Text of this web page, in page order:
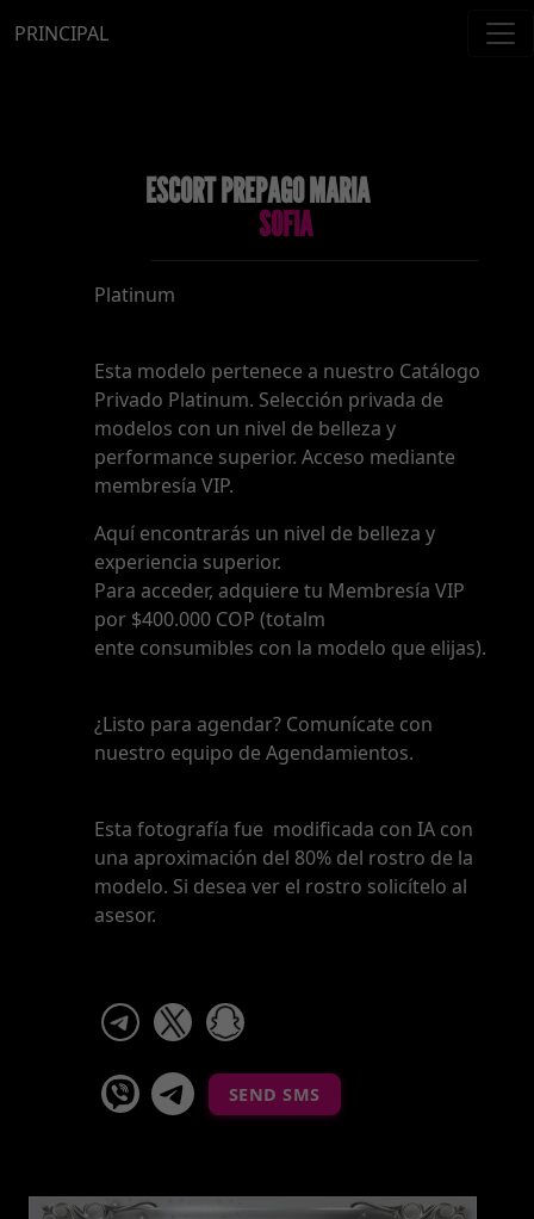
PRINCIPAL
ESCORT PREPAGO MARIA
SOFIA
Platinum
Esta modelo pertenece a nuestro Catálogo
Privado Platinum. Selección privada de
modelos con un nivel de belleza y
performance superior. Acceso mediante
membresía VIP.
Aquí encontrarás un nivel de belleza y
experiencia superior.
Para acceder, adquiere tu Membresía VIP
por $400.000 COP (totalm
ente consumibles con la modelo que elijas).
¿Listo para agendar? Comunícate con
nuestro equipo de Agendamientos.
Esta fotografía fue modificada con IA con
una aproximación del 80% del rostro de la
modelo. Si desea ver el rostro solicítelo al
asesor.
telegram
viber Telegram La Celestina
SEND SMS